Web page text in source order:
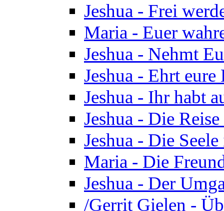
Jeshua - Frei
Maria - Euer
Jeshua - Nehmt
Jeshua - Ehrt
Jeshua - Ihr habt
Jeshua - Die
Jeshua - Die
Maria - Die
Jeshua - Der
/Gerrit Gielen -